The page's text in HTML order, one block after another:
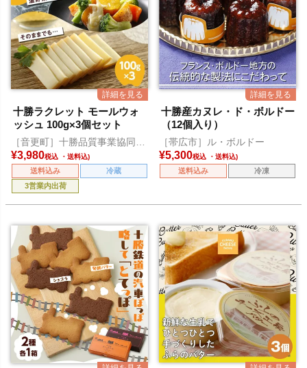
十勝ラクレット モールウォ
ッシュ 100g×3個セット
［音更町］十勝品質事業協同組
合
¥3,980税込
送料込み
冷蔵
3営業内出荷
十勝産カヌレ・ド・ボルドー
（12個入り）
［帯広市］ル・ボルドー
¥5,300税込
送料込み 冷凍